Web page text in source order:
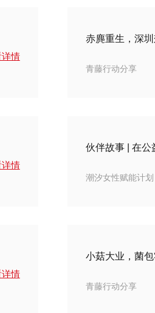
情
赤麂重生，深
青藤行动分享
情
伙伴故事 | 在公
潮汐女性赋能计划
情
小菇大业，菌
青藤行动分享